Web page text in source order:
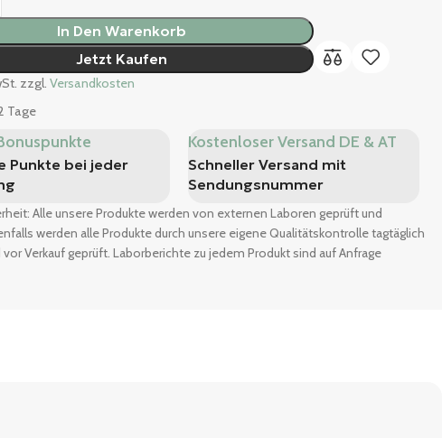
In Den Warenkorb
Jetzt Kaufen
zzgl.Versandkosten
Tage
Punkte bei jeder
Kostenloser Versand DE & AT
Schneller Versand mit
Sendungsnummer
Alle unsere Produkte werden von externen Laboren geprüft und
werden alle Produkte durch unsere eigene Qualitätskontrolle tagtäglich
Verkauf geprüft. Laborberichte zu jedem Produkt sind auf Anfrage